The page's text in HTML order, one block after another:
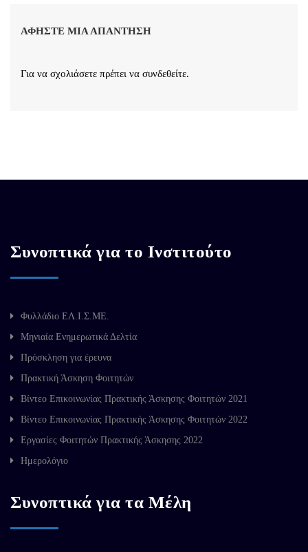
ΑΦΉΣΤΕ ΜΙΑ ΑΠΆΝΤΗΣΗ
Για να σχολιάσετε πρέπει να συνδεθείτε.
Συνοπτικά για το Ινστιτούτο
Φυλλάδιο ΕΛ.Ι.Σ.ΜΕ.
Μηνιαία Ενημερωτικά Δελτία
Πρόσκληση για έρευνα
Πρακτική Άσκηση Φοιτητών
Βίντεο Επικοινωνίας Πρακτικής Άσκησης Φοιτητών 2021
Βίντεο Επικοινωνίας Πρακτικής Άσκησης Φοιτητών 2022
Εργασίες Φοιτητών Πρακτικής Άσκησης 2022
Ημερολόγιο
Συνοπτικά για τα Μέλη